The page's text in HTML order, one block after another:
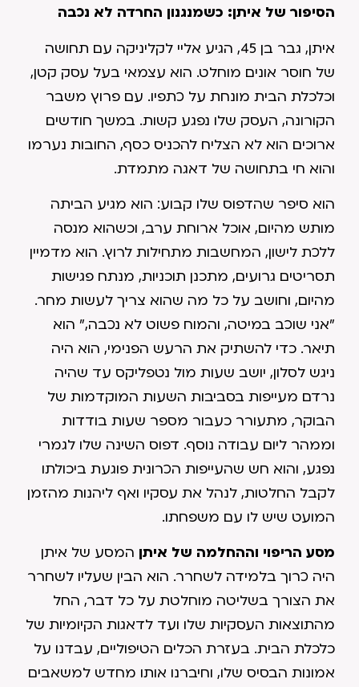
הסיפור של איתן: כשמנגנון החרדה לא נכבה
איתן, גבר בן 45, הגיע אליי לקליניקה עם תחושה
של חוסר אונים מוחלט. הוא עצמאי בעל עסק קטן,
וכלכלת הבית מונחת על כתפיו. עם פרוץ משבר
הקורונה, העסק שלו נפגע קשות. במשך חודשים
ארוכים הוא לא הצליח להכניס כסף, החובות נערמו
והוא חי בתחושה של דאגה מתמדת.
הוא סיפר שהדפוס שלו קבוע: הוא מגיע הביתה
מותש מהיום, אוכל ארוחת ערב, וכשהוא מנסה
ללכת לישון, המחשבות מתחילות לרוץ. הוא מדמיין
תסריטים גרועים, מתכנן תוכניות, מנתח פגישות
מהיום, וחושב על כל מה שהוא צריך לעשות מחר.
"אני שוכב במיטה, והמוח פשוט לא נכבה," הוא
תיאר. כדי להשתיק את הרעש הפנימי, הוא היה
ניגש לסלון, יושב שעות מול נטפליקס עד שהיה
נרדם מעייפות בסביבות השעות המוקדמות של
הבוקר, מתעורר כעבור מספר שעות בודדות
וממהר ליום עבודה נוסף. דפוס השינה שלו לגמרי
נפגע, והוא חש שהעייפות הכרונית פוגעת ביכולתו
לקבל החלטות, לנהל את עסקיו ואף ליהנות מהזמן
המועט שיש לו עם משפחתו.
מסע הריפוי וההחלמה של איתן המסע של איתן
היה כרוך בלמידה לשחרר. הוא הבין שעליו לשחרר
את הצורך בשליטה מוחלטת על כל דבר, החל
מהתוצאות העסקיות שלו ועד לדאגות הקיומיות של
כלכלת הבית. בעזרת הכלים הטיפוליים, עבדנו על
אמונות הבסיס שלו, וחיברנו אותו מחדש למשאבים